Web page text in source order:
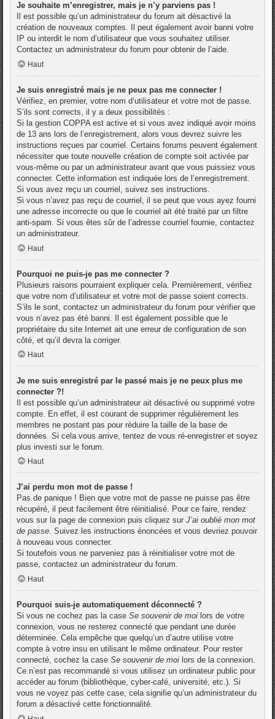
Je souhaite m’enregistrer, mais je n’y parviens pas !
Il est possible qu’un administrateur du forum ait désactivé la
création de nouveaux comptes. Il peut également avoir banni votre
IP ou interdit le nom d’utilisateur que vous souhaitez utiliser.
Contactez un administrateur du forum pour obtenir de l’aide.
Haut
Je suis enregistré mais je ne peux pas me connecter !
Vérifiez, en premier, votre nom d’utilisateur et votre mot de passe.
S’ils sont corrects, il y a deux possibilités :
Si la gestion COPPA est active et si vous avez indiqué avoir moins
de 13 ans lors de l’enregistrement, alors vous devrez suivre les
instructions reçues par courriel. Certains forums peuvent également
nécessiter que toute nouvelle création de compte soit activée par
vous-même ou par un administrateur avant que vous puissiez vous
connecter. Cette information est indiquée lors de l’enregistrement.
Si vous avez reçu un courriel, suivez ses instructions.
Si vous n’avez pas reçu de courriel, il se peut que vous ayez fourni
une adresse incorrecte ou que le courriel ait été traité par un filtre
anti-spam. Si vous êtes sûr de l’adresse courriel fournie, contactez
un administrateur.
Haut
Pourquoi ne puis-je pas me connecter ?
Plusieurs raisons pourraient expliquer cela. Premièrement, vérifiez
que votre nom d’utilisateur et votre mot de passe soient corrects.
S’ils le sont, contactez un administrateur du forum pour vérifier que
vous n’avez pas été banni. Il est également possible que le
propriétaire du site Internet ait une erreur de configuration de son
côté, et qu’il devra la corriger.
Haut
Je me suis enregistré par le passé mais je ne peux plus me
connecter ?!
Il est possible qu’un administrateur ait désactivé ou supprimé votre
compte. En effet, il est courant de supprimer régulièrement les
membres ne postant pas pour réduire la taille de la base de
données. Si cela vous arrive, tentez de vous ré-enregistrer et soyez
plus investi sur le forum.
Haut
J’ai perdu mon mot de passe !
Pas de panique ! Bien que votre mot de passe ne puisse pas être
récupéré, il peut facilement être réinitialisé. Pour ce faire, rendez
vous sur la page de connexion puis cliquez sur J’ai oublié mon mot
de passe. Suivez les instructions énoncées et vous devriez pouvoir
à nouveau vous connecter.
Si toutefois vous ne parveniez pas à réinitialiser votre mot de
passe, contactez un administrateur du forum.
Haut
Pourquoi suis-je automatiquement déconnecté ?
Si vous ne cochez pas la case Se souvenir de moi lors de votre
connexion, vous ne resterez connecté que pendant une durée
déterminée. Cela empêche que quelqu’un d’autre utilise votre
compte à votre insu en utilisant le même ordinateur. Pour rester
connecté, cochez la case Se souvenir de moi lors de la connexion.
Ce n’est pas recommandé si vous utilisez un ordinateur public pour
accéder au forum (bibliothèque, cyber-café, université, etc.). Si
vous ne voyez pas cette case, cela signifie qu’un administrateur du
forum a désactivé cette fonctionnalité.